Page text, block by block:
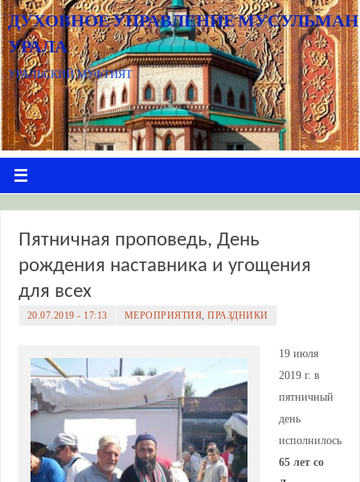
ДУХОВНОЕ УПРАВЛЕНИЕ МУСУЛЬМАН
УРАЛА
УРАЛЬСКИЙ МУФТИЯТ
Пятничная проповедь, День
рождения наставника и угощения
для всех
20.07.2019 - 17:13 МЕРОПРИЯТИЯ,ПРАЗДНИКИ
19 июля
2019 г. в
пятничный
день
исполнилось
65 лет со